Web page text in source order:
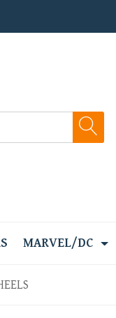
MARVEL/DC